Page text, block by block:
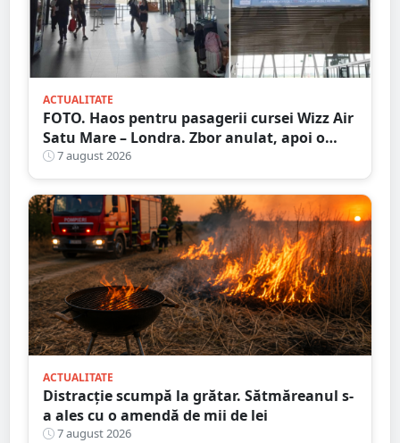
ACTUALITATE
FOTO. Haos pentru pasagerii cursei Wizz Air
Satu Mare – Londra. Zbor anulat, apoi o
nouă întârziere. Fără explicații clare
7 august 2026
ACTUALITATE
Distracție scumpă la grătar. Sătmăreanul s-
a ales cu o amendă de mii de lei
7 august 2026